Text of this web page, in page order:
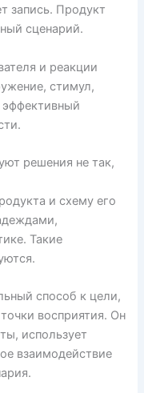
запись. Продукт
сценарий.
и реакции
стимул,
решения не так,
и схему его
Такие
способ к цели,
восприятия. Он
использует
взаимодействие